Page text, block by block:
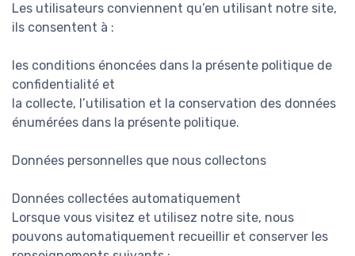
Les utilisateurs conviennent qu’en utilisant notre site,
ils consentent à :
les conditions énoncées dans la présente politique de
confidentialité et
la collecte, l’utilisation et la conservation des données
énumérées dans la présente politique.
Données personnelles que nous collectons
Données collectées automatiquement
Lorsque vous visitez et utilisez notre site, nous
pouvons automatiquement recueillir et conserver les